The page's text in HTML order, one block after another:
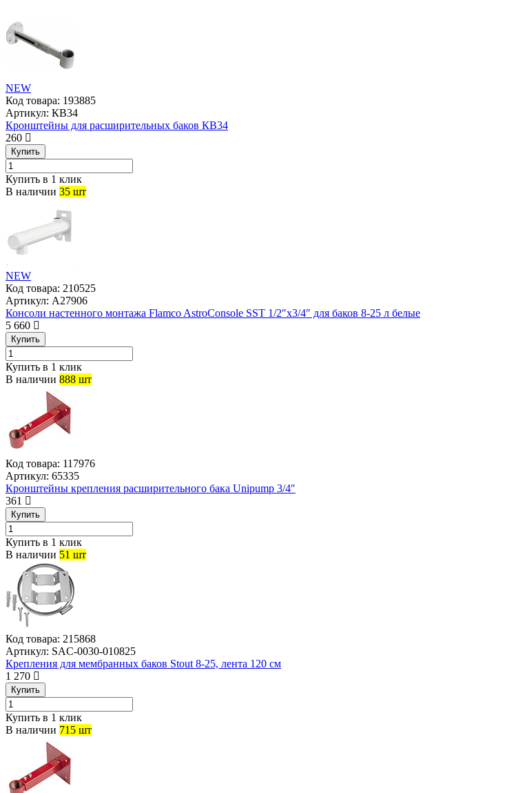
NEW
Код товара: 193885
Артикул: КВ34
Кронштейны для расширительных баков КВ34
260
Купить
Купить в 1 клик
В наличии 35 шт
NEW
Код товара: 210525
Артикул: A27906
Консоли настенного монтажа Flamco AstroConsole SST 1/2″x3/4″ для баков 8-25 л белые
5 660
Купить
Купить в 1 клик
В наличии 888 шт
Код товара: 117976
Артикул: 65335
Кронштейны крепления расширительного бака Unipump 3/4″
361
Купить
Купить в 1 клик
В наличии 51 шт
Код товара: 215868
Артикул: SAC-0030-010825
Крепления для мембранных баков Stout 8-25, лента 120 см
1 270
Купить
Купить в 1 клик
В наличии 715 шт